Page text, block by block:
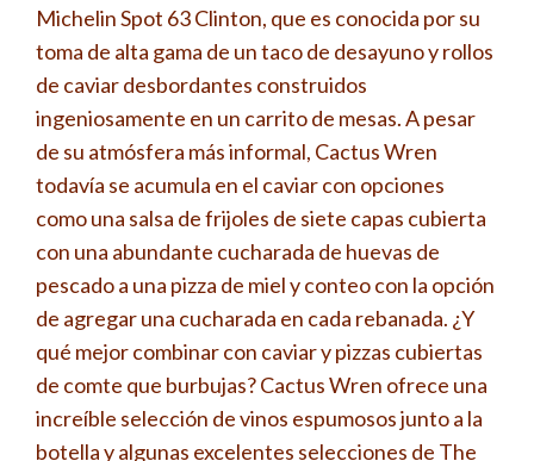
Michelin Spot 63 Clinton, que es conocida por su
toma de alta gama de un taco de desayuno y rollos
de caviar desbordantes construidos
ingeniosamente en un carrito de mesas. A pesar
de su atmósfera más informal, Cactus Wren
todavía se acumula en el caviar con opciones
como una salsa de frijoles de siete capas cubierta
con una abundante cucharada de huevas de
pescado a una pizza de miel y conteo con la opción
de agregar una cucharada en cada rebanada. ¿Y
qué mejor combinar con caviar y pizzas cubiertas
de comte que burbujas? Cactus Wren ofrece una
increíble selección de vinos espumosos junto a la
botella y algunas excelentes selecciones de The